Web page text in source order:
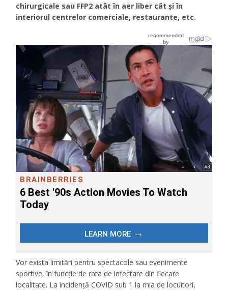
chirurgicale sau FFP2 atât în aer liber cât și în
interiorul centrelor comerciale, restaurante, etc.
Vor exista limitări pentru spectacole sau evenimente
sportive, în funcție de rata de infectare din fiecare
localitate. La incidență COVID sub 1 la mia de locuitori,